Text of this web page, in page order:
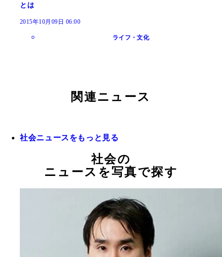
とは
2015年10月09日 06:00
ライフ・文化
関連ニュース
社会ニュースをもっと見る
社会の
ニュースを写真で探す